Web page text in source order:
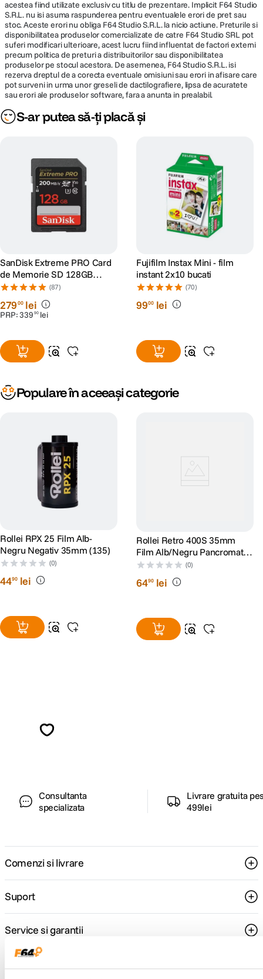
acestea fiind utilizate exclusiv cu titlu de prezentare. Implicit F64 Studio
S.R.L. nu isi asuma raspunderea pentru eventualele erori de pret sau
stoc. Aceste erori nu obliga F64 Studio S.R.L. la nicio actiune. Preturile si
disponibilitatea produselor comercializate de catre F64 Studio SRL pot
suferi modificari ulterioare, acest lucru fiind influentat de factori externi
precum politica de preturi a distribuitorilor sau disponibilitatea
produselor pe stocul acestora. De asemenea, F64 Studio S.R.L. isi
rezerva dreptul de a corecta eventuale omisiuni sau erori in afisare care
pot surveni in urma unor greseli de dactilografiere, lipsa de acuratete
sau erori ale produselor software, fara a anunta in prealabil.
S-ar putea să-ți placă și
SanDisk Extreme PRO Card
de Memorie SD 128GB
SDXC UHS-I Class 10 U3 V30
+ 2 Ani RescuePRO Deluxe
(87)
27900 lei
PRP:339 90 lei
Fujifilm Instax Mini - film
instant 2x10 bucati
(70)
9900 lei
Populare în aceeași categorie
Rollei RPX 25 Film Alb-
Negru Negativ 35mm (135)
(0)
4490 lei
Rollei Retro 400S 35mm
Film Alb/Negru Pancromatic
36 pozitii
(0)
6490 lei
Consultanta
specializata
Livrare gratuita
499lei
Comenzi si livrare
Suport
Service si garantii